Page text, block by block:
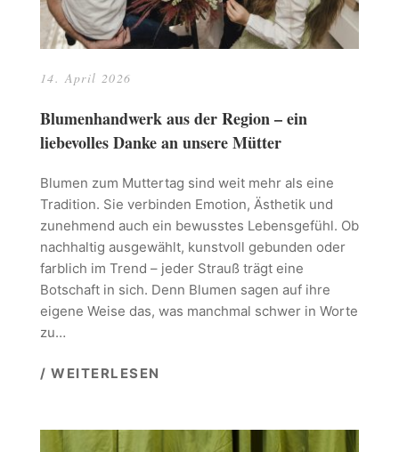
14. April 2026
Blumenhandwerk aus der Region – ein
liebevolles Danke an unsere Mütter
Blumen zum Muttertag sind weit mehr als eine
Tradition. Sie verbinden Emotion, Ästhetik und
zunehmend auch ein bewusstes Lebensgefühl. Ob
nachhaltig ausgewählt, kunstvoll gebunden oder
farblich im Trend – jeder Strauß trägt eine
Botschaft in sich. Denn Blumen sagen auf ihre
eigene Weise das, was manchmal schwer in Worte
zu…
/ WEITERLESEN